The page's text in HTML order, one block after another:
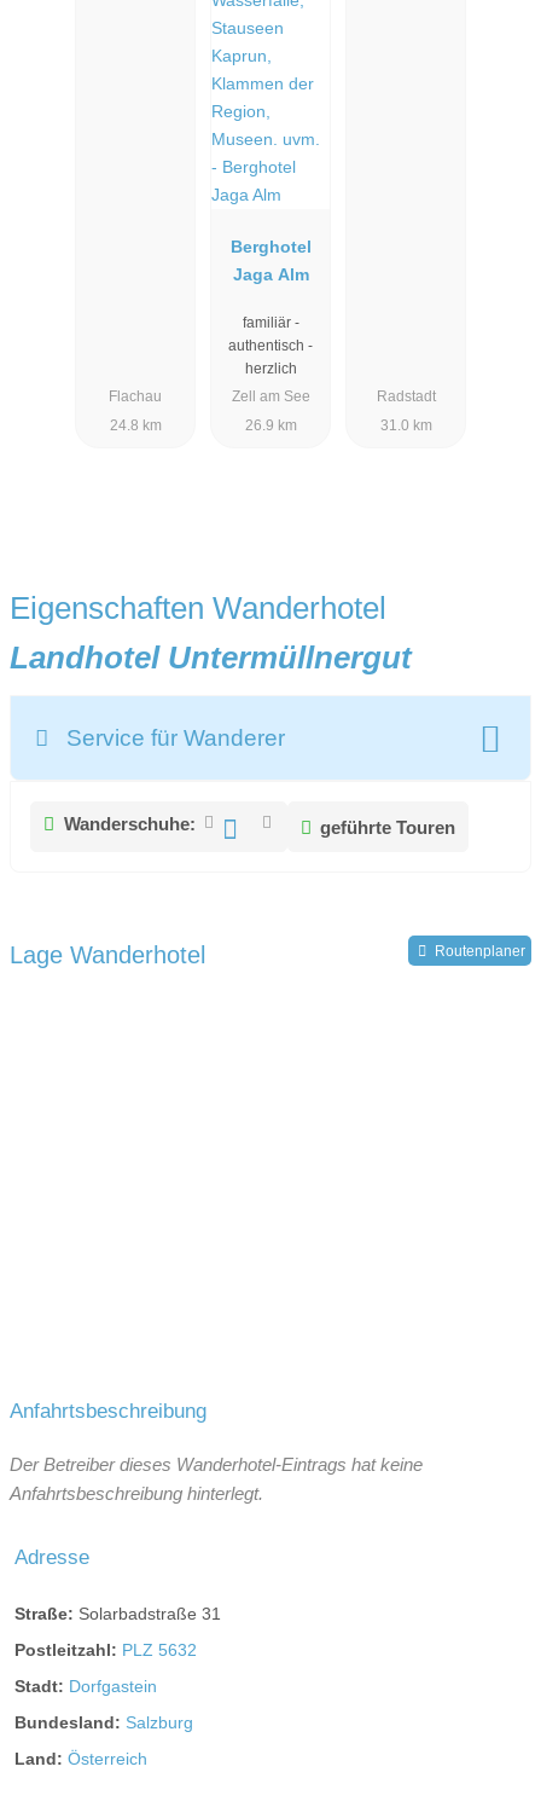
Flachau
24.8 km
Berghotel
Jaga Alm
familiär -
authentisch -
herzlich
Zell am See
26.9 km
Radstadt
31.0 km
Eigenschaften Wanderhotel
Landhotel Untermüllnergut
Service für Wanderer
Wanderschuhe: geführte Touren
Lage Wanderhotel Routenplaner
Anfahrtsbeschreibung
Der Betreiber dieses Wanderhotel-Eintrags hat keine
Anfahrtsbeschreibung hinterlegt.
Adresse
Straße: Solarbadstraße 31
Postleitzahl: PLZ 5632
Stadt: Dorfgastein
Bundesland: Salzburg
Land: Österreich